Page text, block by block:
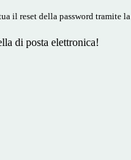
il reset della password tramite la
di posta elettronica!